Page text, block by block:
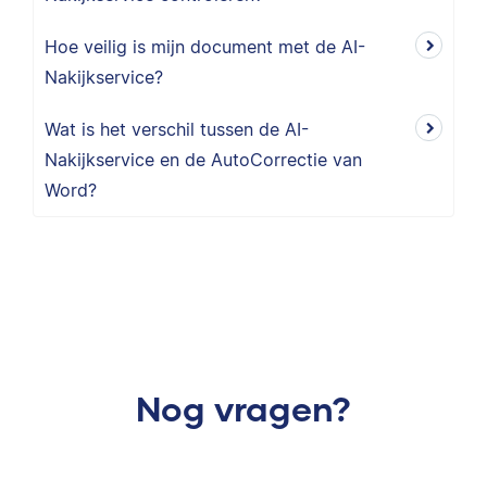
Hoe veilig is mijn document met de AI-
Nakijkservice?
Wat is het verschil tussen de AI-
Nakijkservice en de AutoCorrectie van
Word?
Nog vragen?